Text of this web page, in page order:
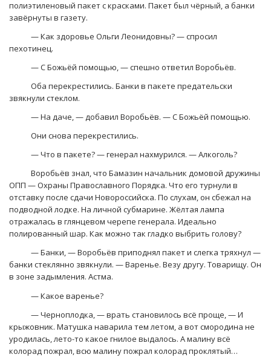
полиэтиленовый пакет с красками. Пакет был чёрный, а банки
завёрнуты в газету.
— Как здоровье Ольги Леонидовны? — спросил
пехотинец.
— С Божьёй помощью, — спешно ответил Воробьёв.
Оба перекрестились. Банки в пакете предательски
звякнули стеклом.
— На даче, — добавил Воробьёв. — С Божьёй помощью.
Они снова перекрестились.
— Что в пакете? — генерал нахмурился. — Алкоголь?
Воробьёв знал, что Бамазин начальник домовой дружины
ОПП — Охраны Православного Порядка. Что его турнули в
отставку после сдачи Новороссийска. По слухам, он сбежал на
подводной лодке. На личной субмарине. Жёлтая лампа
отражалась в глянцевом черепе генерала. Идеально
полированный шар. Как можно так гладко выбрить голову?
— Банки, — Воробьёв приподнял пакет и слегка тряхнул —
банки стеклянно звякнули. — Варенье. Везу другу. Товарищу. Он
в зоне задымления. Астма.
— Какое варенье?
— Черноплодка, — врать становилось всё проще, — И
крыжовник. Матушка наварила тем летом, а вот смородина не
уродилась, лето-то какое гнилое выдалось. А малину всё
колорад пожрал, всю малину пожрал колорад проклятый…